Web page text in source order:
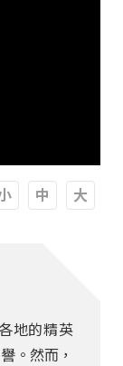
地的精英
。然而，